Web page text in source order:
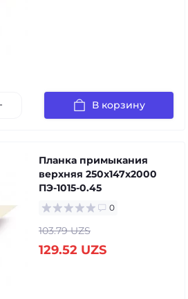
В корзину
Планка примыкания
верхняя 250х147х2000
ПЭ-1015-0.45
0
103.79 UZS
129.52 UZS